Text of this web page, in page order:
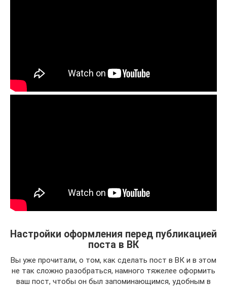
Настройки оформления перед публикацией
поста в ВК
Вы уже прочитали, о том, как сделать пост в ВК и в этом
не так сложно разобраться, намного тяжелее оформить
ваш пост, чтобы он был запоминающимся, удобным в